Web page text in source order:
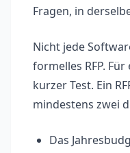
Fragen, in
Nicht jede
formelles RFP.
kurzer Test. Ein
mindestens zwei
Das